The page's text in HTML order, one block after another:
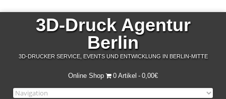
3D-Druck Agentur
Berlin
3D-DRUCKER SERVICE, EVENTS UND ENTWICKLUNG IN BERLIN-MITTE
Online Shop 0 Artikel 0,00€